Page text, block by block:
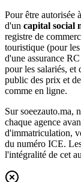
Pour être autorisée
d'un capital social
registre de
touristique (pour
d'une assurance
pour les salariés,
public des prix et
comme en ligne.
Sur soeezauto.ma,
chaque agence
d'immatriculation,
du numéro ICE.
l'intégralité de cet